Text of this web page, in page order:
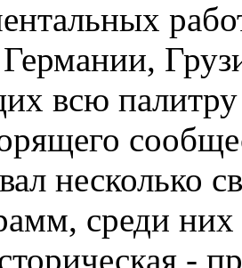
Германии,
всю
несколько
среди
-